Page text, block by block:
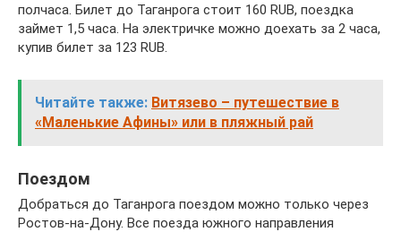
полчаса. Билет до Таганрога стоит 160 RUB, поездка
займет 1,5 часа. На электричке можно доехать за 2 часа,
купив билет за 123 RUB.
Читайте также: Витязево – путешествие в
«Маленькие Афины» или в пляжный рай
Поездом
Добраться до Таганрога поездом можно только через
Ростов-на-Дону. Все поезда южного направления